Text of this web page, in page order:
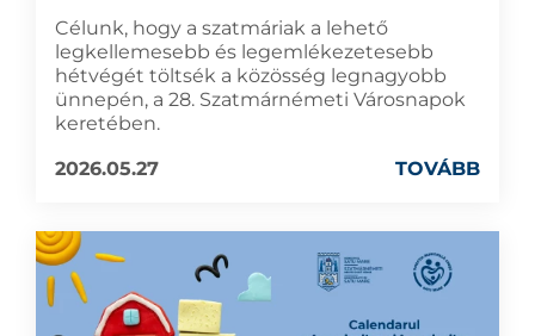
Célunk, hogy a szatmáriak a lehető
legkellemesebb és legemlékezetesebb
hétvégét töltsék a közösség legnagyobb
ünnepén, a 28. Szatmárnémeti Városnapok
keretében.
2026.05.27
TOVÁBB